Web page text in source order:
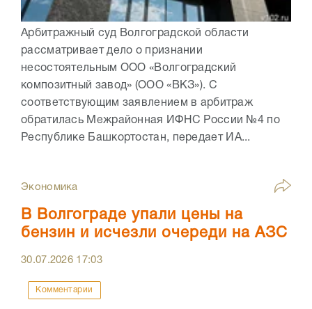
Арбитражный суд Волгоградской области
рассматривает дело о признании
несостоятельным ООО «Волгоградский
композитный завод» (ООО «ВКЗ»). С
соответствующим заявлением в арбитраж
обратилась Межрайонная ИФНС России №4 по
Республике Башкортостан, передает ИА...
Экономика
В Волгограде упали цены на
бензин и исчезли очереди на АЗС
30.07.2026 17:03
Комментарии